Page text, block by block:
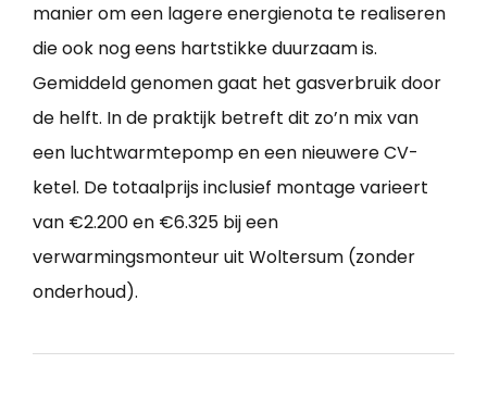
manier om een lagere energienota te realiseren
die ook nog eens hartstikke duurzaam is.
Gemiddeld genomen gaat het gasverbruik door
de helft. In de praktijk betreft dit zo’n mix van
een luchtwarmtepomp en een nieuwere CV-
ketel. De totaalprijs inclusief montage varieert
van €2.200 en €6.325 bij een
verwarmingsmonteur uit Woltersum (zonder
onderhoud).